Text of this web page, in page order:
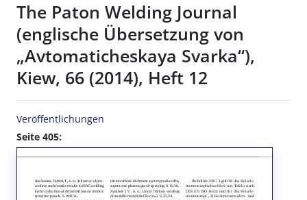
The Paton Welding Journal
(englische Übersetzung von
„Avtomaticheskaya Svarka“),
Kiew, 66 (2014), Heft 12
Veröffentlichungen
Seite 405: